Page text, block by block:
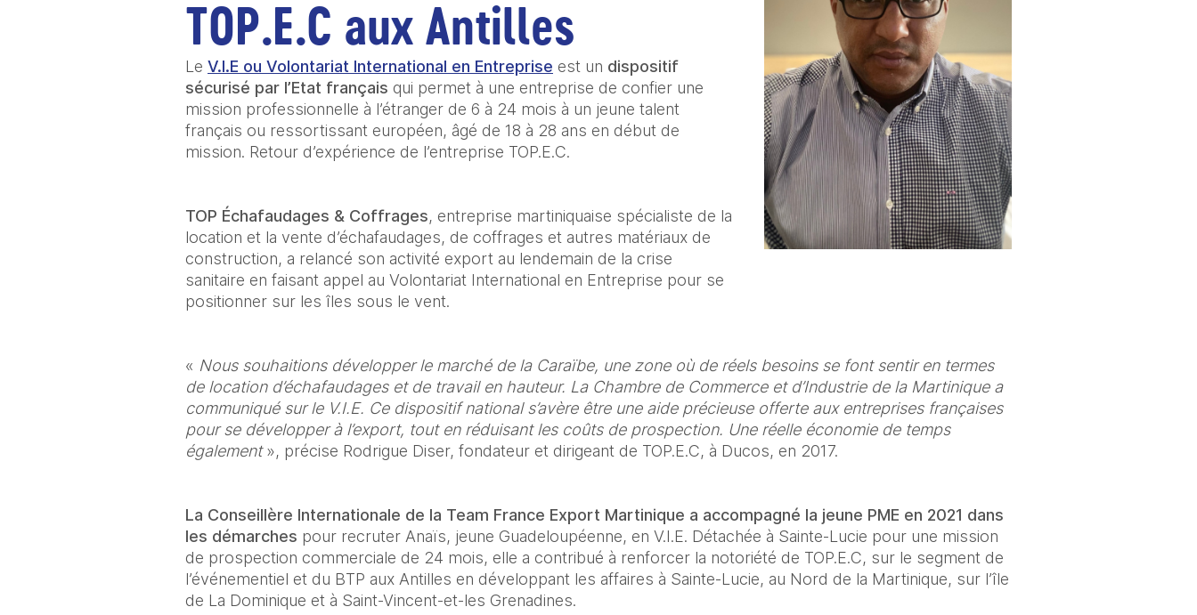
TOP.E.C aux Antilles
Le V.I.E ou Volontariat International en Entreprise est un dispositif
sécurisé par l’Etat français qui permet à une entreprise de confier une
mission professionnelle à l’étranger de 6 à 24 mois à un jeune talent
français ou ressortissant européen, âgé de 18 à 28 ans en début de
mission. Retour d’expérience de l’entreprise TOP.E.C.
TOP Échafaudages & Coffrages, entreprise martiniquaise spécialiste de la
location et la vente d’échafaudages, de coffrages et autres matériaux de
construction, a relancé son activité export au lendemain de la crise
sanitaire en faisant appel au Volontariat International en Entreprise pour se
positionner sur les îles sous le vent.
« Nous souhaitions développer le marché de la Caraïbe, une zone où de réels besoins se font sentir en termes
de location d’échafaudages et de travail en hauteur. La Chambre de Commerce et d’Industrie de la Martinique a
communiqué sur le V.I.E. Ce dispositif national s’avère être une aide précieuse offerte aux entreprises françaises
pour se développer à l’export, tout en réduisant les coûts de prospection. Une réelle économie de temps
également », précise Rodrigue Diser, fondateur et dirigeant de TOP.E.C, à Ducos, en 2017.
La Conseillère Internationale de la Team France Export Martinique a accompagné la jeune PME en 2021 dans
les démarches pour recruter Anaïs, jeune Guadeloupéenne, en V.I.E. Détachée à Sainte-Lucie pour une mission
de prospection commerciale de 24 mois, elle a contribué à renforcer la notoriété de TOP.E.C, sur le segment de
l’événementiel et du BTP aux Antilles en développant les affaires à Sainte-Lucie, au Nord de la Martinique, sur l’île
de La Dominique et à Saint-Vincent-et-les Grenadines.